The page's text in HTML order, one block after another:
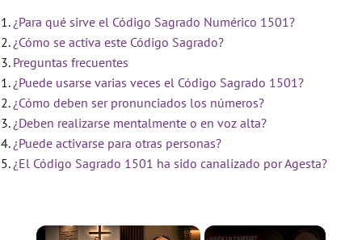
¿Para qué sirve el Código Sagrado Numérico 1501?
¿Cómo se activa este Código Sagrado?
Preguntas frecuentes
¿Puede usarse varias veces el Código Sagrado 1501?
¿Cómo deben ser pronunciados los números?
¿Deben realizarse mentalmente o en voz alta?
¿Puede activarse para otras personas?
¿El Código Sagrado 1501 ha sido canalizado por Agesta?
×